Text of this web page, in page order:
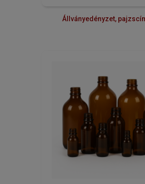
Állványedényzet,